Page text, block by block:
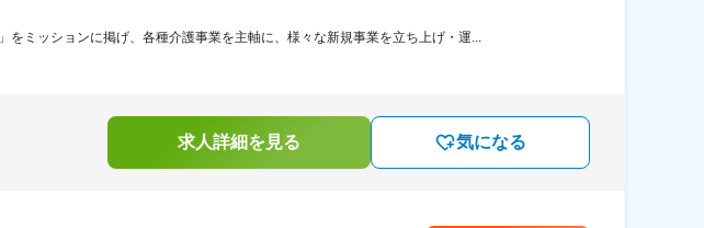
をミッションに掲げ、各種介護事業を主軸に、様々な新規事業を立ち上げ・運...
求人詳細を見る 気になる